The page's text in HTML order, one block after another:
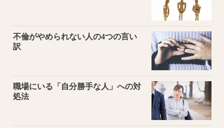
不倫がやめられない人の4つの言い
訳
職場にいる「自分勝手な人」への対
処法